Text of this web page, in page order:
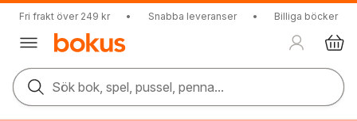
Fri frakt över 249 kr • Snabba leveranser • Billiga böcker
Sök bok, spel, pussel, penna...